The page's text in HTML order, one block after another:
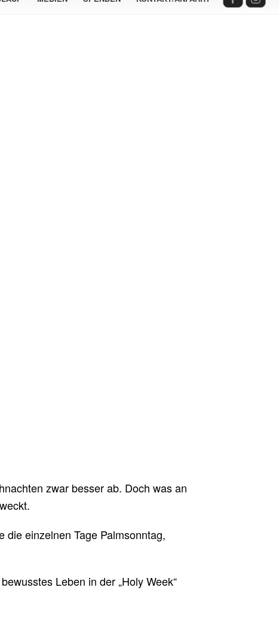
zwar besser ab. Doch was an
einzelnen Tage Palmsonntag,
Leben in der „Holy Week“